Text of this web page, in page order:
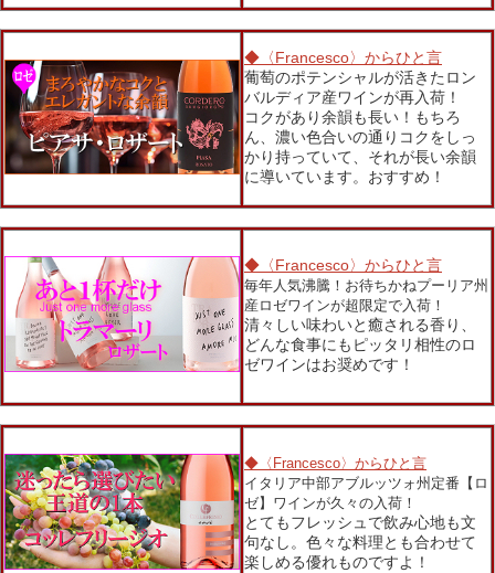
◆〈Francesco〉からひと言
葡萄のポテンシャルが活きたロン
バルディア産ワインが再入荷！
コクがあり余韻も長い！もちろ
ん、濃い色合いの通りコクをしっ
かり持っていて、それが長い余韻
に導いています。おすすめ！
◆〈Francesco〉からひと言
毎年人気沸騰！お待ちかねプーリア州
産ロゼワインが超限定で入荷！
清々しい味わいと癒される香り、
どんな食事にもピッタリ相性のロ
ゼワインはお奨めです！
◆〈Francesco〉からひと言
イタリア中部アブルッツォ州定番【ロ
ゼ】ワインが久々の入荷！
とてもフレッシュで飲み心地も文
句なし。色々な料理とも合わせて
楽しめる優れものですよ！